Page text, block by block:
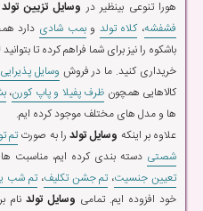
هورا تنوعی بینظیر در وسایل تزیین تولد
فشفشه،کلاه تولد وبمب شادی دارد
باشکوه را نیز برای شما فراهم کرده تا بتوانید
خریداری کنید. ما در فروش وسایل
کالاهایی همچون ظرف پفیلا و پاپ کورن،
ها و مدل های مختلف موجود کرده ایم.
علاوه بر اینکه وسایل تولدرا به صورتتم
شصتی دسته بندی کرده ایم، مناسبت
تعیین جنسیت،تم جشن تکلیف،تم شب
خود افزوده ایم. تمامی وسایل تولد نام